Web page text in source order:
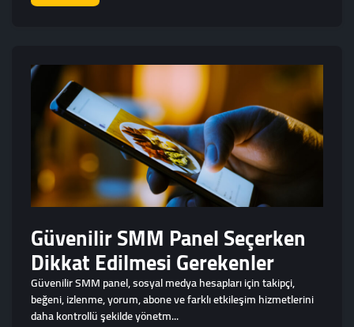
Güvenilir SMM Panel Seçerken
Dikkat Edilmesi Gerekenler
Güvenilir SMM panel, sosyal medya hesapları için takipçi,
beğeni, izlenme, yorum, abone ve farklı etkileşim hizmetlerini
daha kontrollü şekilde yönetm...